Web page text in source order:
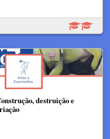
destruição e